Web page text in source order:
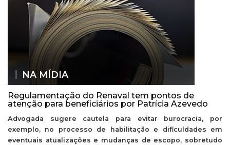
NA MÍDIA
Regulamentação do Renaval tem pontos de
atenção para beneficiários por Patrícia Azevedo
Advogada sugere cautela para evitar burocracia, por
exemplo, no processo de habilitação e dificuldades em
eventuais atualizações e mudanças de escopo, sobretudo